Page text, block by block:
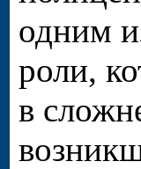
одним
роли,
в